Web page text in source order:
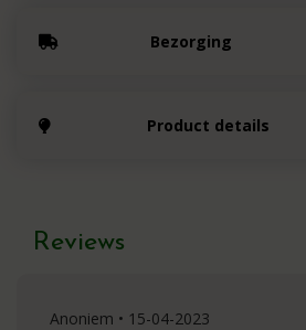
Bezorging
Product details
Reviews
Anoniem • 15-04-2023